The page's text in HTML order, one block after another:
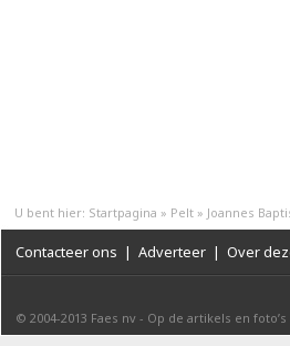
U bent hier: Startpagina » Pelt » Joannes
Contacteer ons | Adverteer | Over
© 2004-2013 Faes nv - Op de artikels en